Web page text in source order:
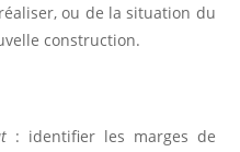
ou de la situation du
construction.
: identifier les marges de